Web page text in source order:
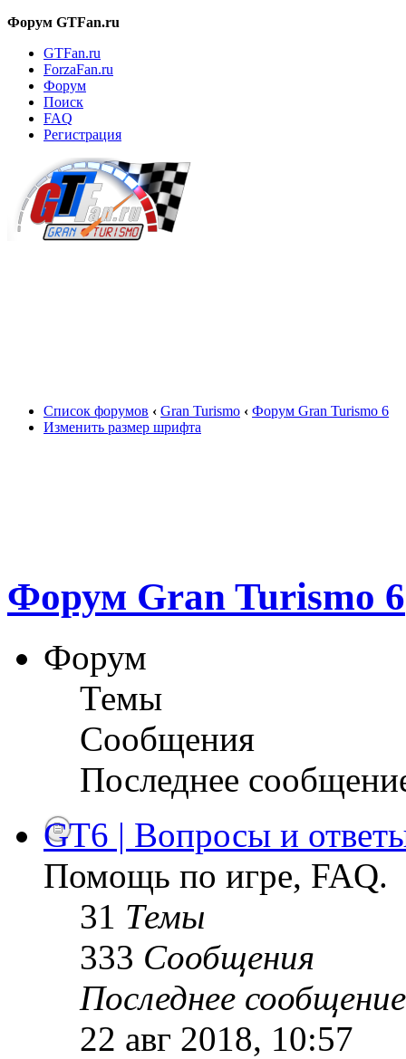
Форум GTFan.ru
GTFan.ru
ForzaFan.ru
Форум
Поиск
FAQ
Регистрация
Список форумов ‹ Gran Turismo ‹ Форум Gran Turismo 6
Изменить размер шрифта
Форум Gran Turismo 6
Форум
Темы
Сообщения
Последнее
GT6 | Вопросы и
Помощь по игре, FAQ.
31 Темы
333 Сообщения
Последнее сообщение
22 авг 2018, 10:57